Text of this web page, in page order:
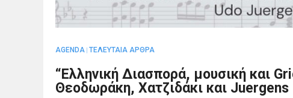
AGENDA ΤΕΛΕΥΤΑΙΑ ΑΡΘΡΑ
“Ελληνική Διασπορά, μουσική και
Θεοδωράκη, Χατζιδάκι και Juergens